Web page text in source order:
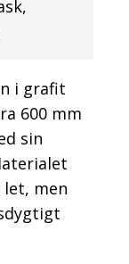
i grafit
600 mm
sin
men